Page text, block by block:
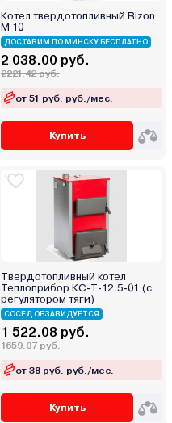
Котел твердотопливный Rizon
M 10
ДОСТАВИМ ПО МИНСКУ БЕСПЛАТНО
2 038.00 руб.
2221.42 руб.
от 51 руб. руб./мес.
Купить
Твердотопливный котел
Теплоприбор КС-Т-12.5-01 (с
регулятором тяги)
СОСЕД ОБЗАВИДУЕТСЯ
1 522.08 руб.
1659.07 руб.
от 38 руб. руб./мес.
Купить